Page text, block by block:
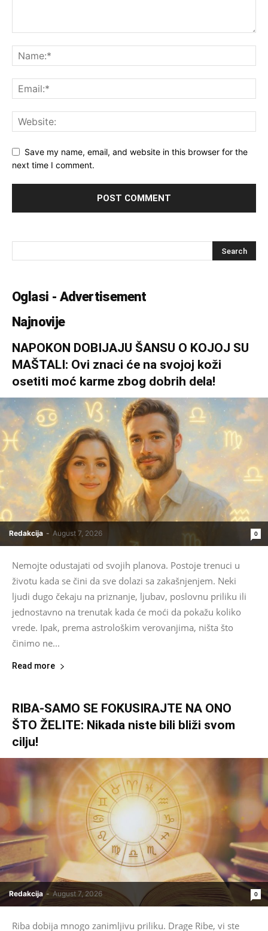
Save my name, email, and website in this browser for the
next time I comment.
Oglasi - Advertisement
Najnovije
NAPOKON DOBIJAJU ŠANSU O KOJOJ SU
MAŠTALI: Ovi znaci će na svojoj koži
osetiti moć karme zbog dobrih dela!
Redakcija - August 7, 2026 0
Nemojte odustajati od svojih planova. Postoje trenuci u
životu kada se čini da sve dolazi sa zakašnjenjem. Neki
ljudi dugo čekaju na priznanje, ljubav, poslovnu priliku ili
jednostavno na trenutak kada će moći da pokažu koliko
vrede. Ipak, prema astrološkim verovanjima, ništa što
činimo ne...
Read more
RIBA-SAMO SE FOKUSIRAJTE NA ONO
ŠTO ŽELITE: Nikada niste bili bliži svom
cilju!
Redakcija - August 7, 2026 0
Riba dobija mnogo zanimljivu priliku. Drage Ribe, vi ste